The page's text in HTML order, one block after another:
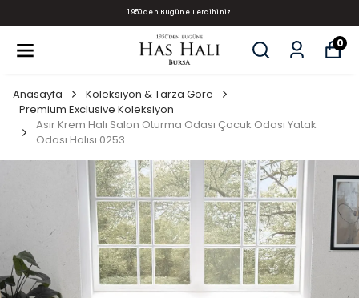
1950'den Bugüne Tercihiniz
0
Anasayfa
Koleksiyon & Tarza Göre
Premium Exclusive Koleksiyon
Asır Krem Halı Salon Oturma Odası Çocuk Odası Yatak
Odası Halısı 0253